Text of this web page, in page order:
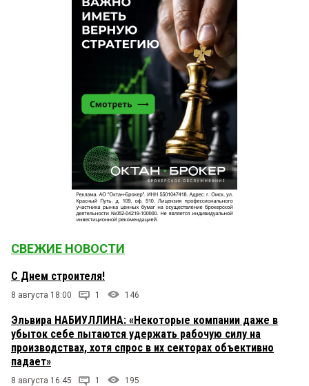
СВЕЖИЕ НОВОСТИ
С Днем строителя!
8 августа 18:00 1 146
Эльвира НАБИУЛЛИНА: «Некоторые компании даже в
убыток себе пытаются удержать рабочую силу на
производствах, хотя спрос в их секторах объективно
падает»
8 августа 16:45 1 195